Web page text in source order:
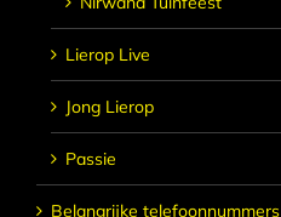
Lierop Live
Jong Lierop
Passie
Belangrijke telefoonnummers